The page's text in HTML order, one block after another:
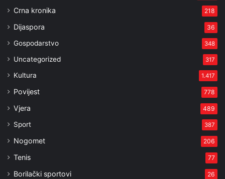
Crna kronika 218
Dijaspora 36
Gospodarstvo 348
Uncategorized 317
Kultura 1.417
Povijest 778
Vjera 489
Sport 387
Nogomet 206
Tenis 77
Borilački sportovi 26